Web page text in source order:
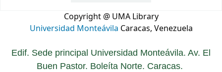
Copyright @ UMA Library
Universidad Monteávila Caracas, Venezuela
Edif. Sede principal Universidad Monteávila. Av. El
Buen Pastor. Boleíta Norte. Caracas.